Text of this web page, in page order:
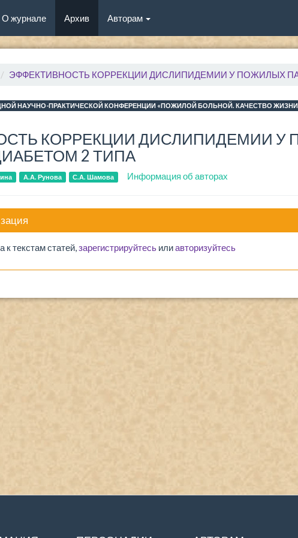
О журнале(current)
Архив Авторам
ЭФФЕКТИВНОСТЬ КОРРЕКЦИИ ДИСЛИПИДЕМИИ У ПОЖИЛЫХ
НАУЧНО-ПРАКТИЧЕСКОЙ КОНФЕРЕНЦИИ «ПОЖИЛОЙ БОЛЬНОЙ. КАЧЕСТВО
КОРРЕКЦИИ ДИСЛИПИДЕМИИ У
2 ТИПА
А.А. Рунова С.А. Шамова Информация об авторах
к текстам статей,зарегистрируйтесь илиавторизуйтесь